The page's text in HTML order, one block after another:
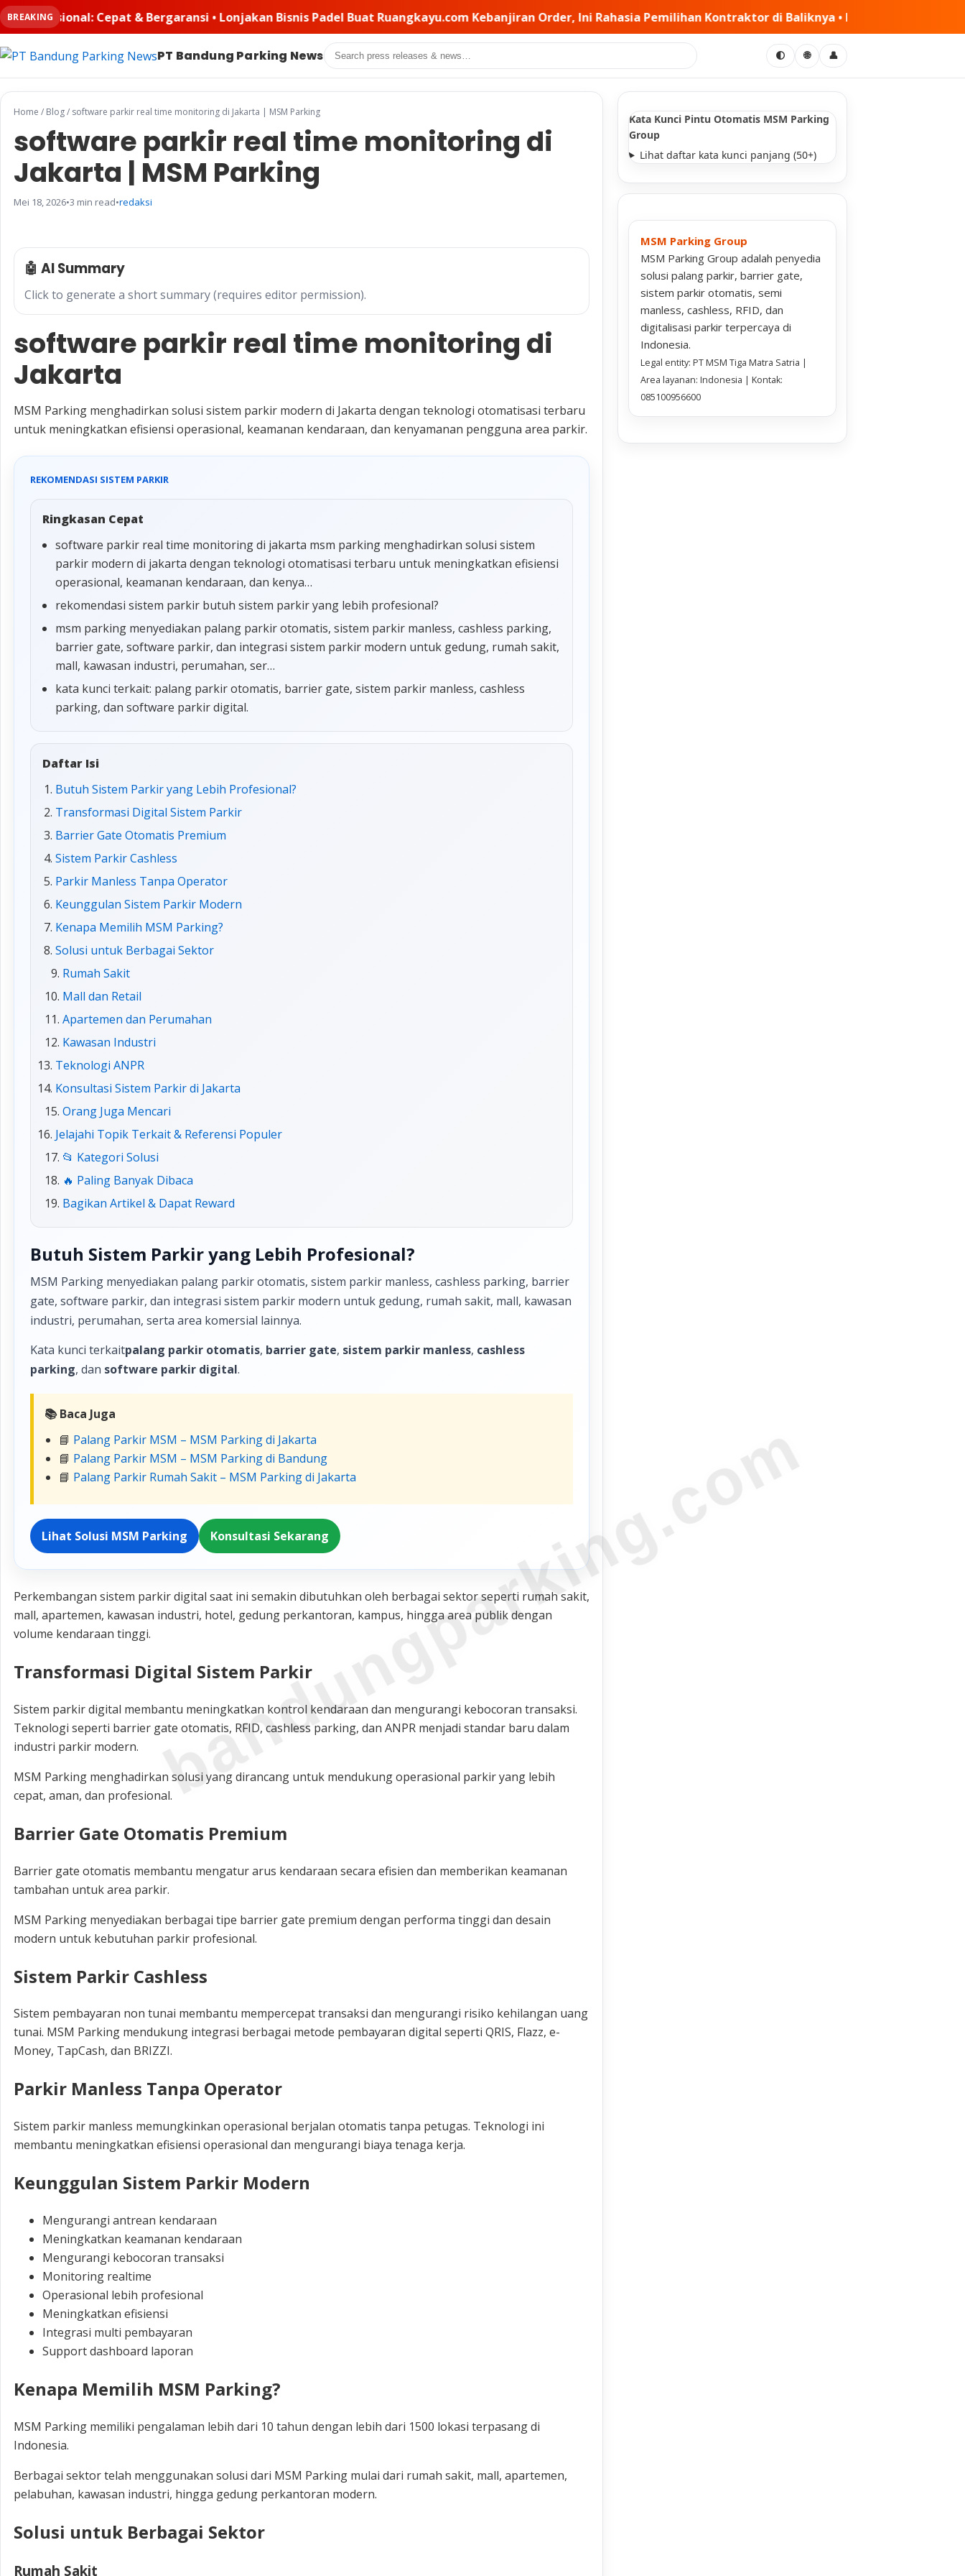
BREAKING• Lonjakan Bisnis Padel Buat Ruangkayu.com Kebanjiran Order, Ini Rahasia Pemilihan Kontraktor di Baliknya • PT MSM Tiga Matra Satria: Dinamika
PT Bandung Parking NewsSearch 🌓 🌐 👤
Home / Blog/ software parkir real time monitoring di Jakarta | MSM Parking
software parkir real time monitoring di
Jakarta | MSM Parking
Mei 18, 2026•3 min read•redaksi
🤖 AI Summary
Click to generate a short summary (requires editor permission).
software parkir real time monitoring di
Jakarta
MSM Parking menghadirkan solusi sistem parkir modern di Jakarta dengan teknologi otomatisasi terbaru
untuk meningkatkan efisiensi operasional, keamanan kendaraan, dan kenyamanan pengguna area parkir.
REKOMENDASI SISTEM PARKIR
Ringkasan Cepat
software parkir real time monitoring di jakarta msm parking menghadirkan solusi sistem
parkir modern di jakarta dengan teknologi otomatisasi terbaru untuk meningkatkan efisiensi
operasional, keamanan kendaraan, dan kenya…
rekomendasi sistem parkir butuh sistem parkir yang lebih profesional?
msm parking menyediakan palang parkir otomatis, sistem parkir manless, cashless parking,
barrier gate, software parkir, dan integrasi sistem parkir modern untuk gedung, rumah sakit,
mall, kawasan industri, perumahan, ser…
kata kunci terkait: palang parkir otomatis, barrier gate, sistem parkir manless, cashless
parking, dan software parkir digital.
Daftar Isi
Butuh Sistem Parkir yang Lebih Profesional?
Transformasi Digital Sistem Parkir
Barrier Gate Otomatis Premium
Sistem Parkir Cashless
Parkir Manless Tanpa Operator
Keunggulan Sistem Parkir Modern
Kenapa Memilih MSM Parking?
Solusi untuk Berbagai Sektor
Rumah Sakit
Mall dan Retail
Apartemen dan Perumahan
Kawasan Industri
Teknologi ANPR
Konsultasi Sistem Parkir di Jakarta
Orang Juga Mencari
Jelajahi Topik Terkait & Referensi Populer
📂 Kategori Solusi
🔥 Paling Banyak Dibaca
Bagikan Artikel & Dapat Reward
Butuh Sistem Parkir yang Lebih Profesional?
MSM Parking menyediakan palang parkir otomatis, sistem parkir manless, cashless parking, barrier
gate, software parkir, dan integrasi sistem parkir modern untuk gedung, rumah sakit, mall, kawasan
industri, perumahan, serta area komersial lainnya.
Kata kunci terkaitpalang parkir otomatis, barrier gate, sistem parkir manless, cashless
parking, dan software parkir digital.
📚 Baca Juga
📘 Palang Parkir MSM – MSM Parking di Jakarta
📘 Palang Parkir MSM – MSM Parking di Bandung
📘 Palang Parkir Rumah Sakit – MSM Parking di Jakarta
Lihat Solusi MSM Parking Konsultasi Sekarang
Perkembangan sistem parkir digital saat ini semakin dibutuhkan oleh berbagai sektor seperti rumah sakit,
mall, apartemen, kawasan industri, hotel, gedung perkantoran, kampus, hingga area publik dengan
volume kendaraan tinggi.
Transformasi Digital Sistem Parkir
Sistem parkir digital membantu meningkatkan kontrol kendaraan dan mengurangi kebocoran transaksi.
Teknologi seperti barrier gate otomatis, RFID, cashless parking, dan ANPR menjadi standar baru dalam
industri parkir modern.
MSM Parking menghadirkan solusi yang dirancang untuk mendukung operasional parkir yang lebih
cepat, aman, dan profesional.
Barrier Gate Otomatis Premium
Barrier gate otomatis membantu mengatur arus kendaraan secara efisien dan memberikan keamanan
tambahan untuk area parkir.
MSM Parking menyediakan berbagai tipe barrier gate premium dengan performa tinggi dan desain
modern untuk kebutuhan parkir profesional.
Sistem Parkir Cashless
Sistem pembayaran non tunai membantu mempercepat transaksi dan mengurangi risiko kehilangan uang
tunai. MSM Parking mendukung integrasi berbagai metode pembayaran digital seperti QRIS, Flazz, e-
Money, TapCash, dan BRIZZI.
Parkir Manless Tanpa Operator
Sistem parkir manless memungkinkan operasional berjalan otomatis tanpa petugas. Teknologi ini
membantu meningkatkan efisiensi operasional dan mengurangi biaya tenaga kerja.
Keunggulan Sistem Parkir Modern
Mengurangi antrean kendaraan
Meningkatkan keamanan kendaraan
Mengurangi kebocoran transaksi
Monitoring realtime
Operasional lebih profesional
Meningkatkan efisiensi
Integrasi multi pembayaran
Support dashboard laporan
Kenapa Memilih MSM Parking?
MSM Parking memiliki pengalaman lebih dari 10 tahun dengan lebih dari 1500 lokasi terpasang di
Indonesia.
Berbagai sektor telah menggunakan solusi dari MSM Parking mulai dari rumah sakit, mall, apartemen,
pelabuhan, kawasan industri, hingga gedung perkantoran modern.
Solusi untuk Berbagai Sektor
Rumah Sakit
Kata Kunci Pintu Otomatis MSM Parking
Group
Lihat daftar kata kunci panjang (50+)
MSM Parking Group
MSM Parking Group adalah penyedia
solusi palang parkir, barrier gate,
sistem parkir otomatis, semi
manless, cashless, RFID, dan
digitalisasi parkir terpercaya di
Indonesia.
Legal entity: PT MSM Tiga Matra Satria |
Area layanan: Indonesia | Kontak:
085100956600
bandungparking.com